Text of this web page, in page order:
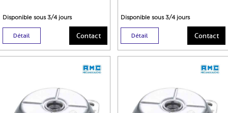
Disponible sous 3/4 jours
Détail Contact
Disponible sous 3/4 jours
Détail Contact